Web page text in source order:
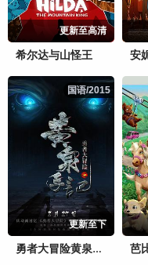
更新至高清
希尔达与山怪王 安
国语/2015
国语/2015
更新至下
勇者大冒险黄泉手记（上，中，下） 芭